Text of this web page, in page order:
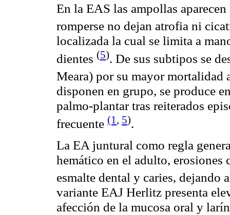
En la EAS las ampollas
romperse no dejan atrofia ni
localizada la cual se limita a
dientes (5). De sus subtipos se
Meara) por su mayor mortalidad
disponen en grupo, se produce
palmo-plantar tras reiterados
frecuente (1 , 5).
La EA juntural como regla
hemático en el adulto, erosiones
esmalte dental y caries, dejando
variante EAJ Herlitz presenta
afección de la mucosa oral y